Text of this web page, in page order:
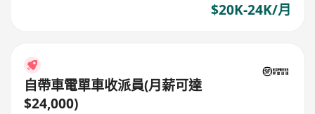
$20K-24K/月
自帶車電單車收派員(月薪可達
$24,000)